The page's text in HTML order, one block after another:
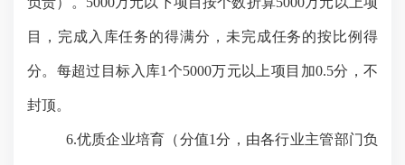
目，完成入库任务的得满分，未完成任务的按比例得
分。每超过目标入库1个5000万元以上项目加0.5分，不
封顶。
6.优质企业培育 （分值1分，由各行业主管部门负